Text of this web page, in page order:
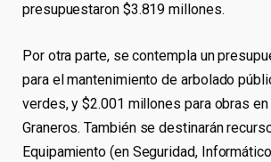
presupuestaron $3.819 millones.
Por otra parte, se contempla un
para el mantenimiento de arbolado
verdes, y $2.001 millones para obras
Graneros. También se destinarán
Equipamiento (en Seguridad,